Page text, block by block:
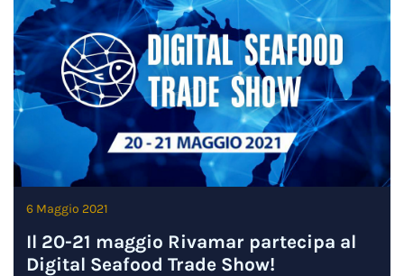
6 Maggio 2021
Il 20-21 maggio Rivamar partecipa al
Digital Seafood Trade Show!